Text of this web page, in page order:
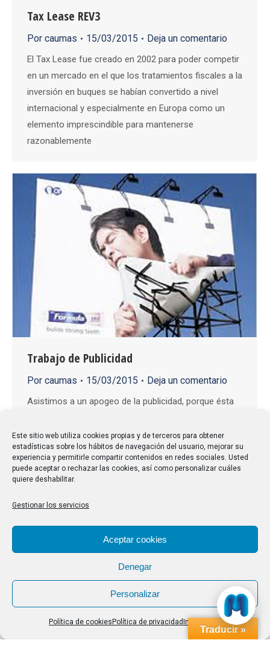
Este sitio web utiliza cookies propias y de terceros para obtener
estadísticas sobre los hábitos de navegación del usuario, mejorar su
experiencia y permitirle compartir contenidos en redes sociales. Usted
puede aceptar o rechazar las cookies, así como personalizar cuáles
quiere deshabilitar.
Gestionar los servicios
Aceptar cookies
Denegar
Personalizar
Política de cookies Política de privacidad Impressum
Tax Lease REV3
Por caumas 15/03/2015 Deja un comentario
El Tax Lease fue creado en 2002 para poder competir
en un mercado en el que los tratamientos fiscales a la
inversión en buques se habían convertido a nivel
internacional y especialmente en Europa como un
elemento imprescindible para mantenerse
razonablemente
Trabajo de Publicidad
Por caumas 15/03/2015 Deja un comentario
Asistimos a un apogeo de la publicidad, porque ésta
la constante adquisición de productos, muchos de
ellos superfluos y perecederos que los compradores
realizan con una especie de necesidad subjetiva
como manifestación satisfactoria de su nivel de vida.
(1) El mensaje publicitario es una forma de…
Traducir »